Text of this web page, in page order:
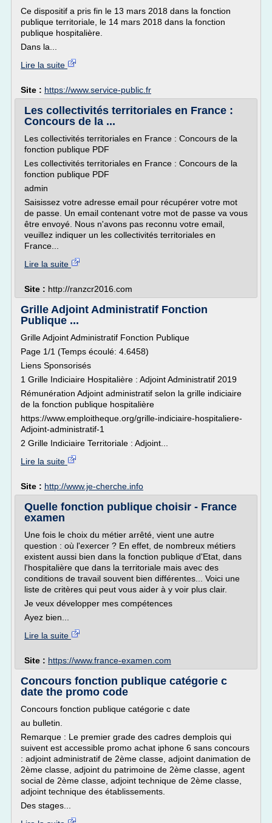
Ce dispositif a pris fin le 13 mars 2018 dans la fonction
publique territoriale, le 14 mars 2018 dans la fonction
publique hospitalière.
Dans la...
Lire la suite
Site : https://www.service-public.fr
Les collectivités territoriales en France :
Concours de la ...
Les collectivités territoriales en France : Concours de la
fonction publique PDF
Les collectivités territoriales en France : Concours de la
fonction publique PDF
admin
Saisissez votre adresse email pour récupérer votre mot
de passe. Un email contenant votre mot de passe va vous
être envoyé. Nous n'avons pas reconnu votre email,
veuillez indiquer un les collectivités territoriales en
France...
Lire la suite
Site : http://ranzcr2016.com
Grille Adjoint Administratif Fonction
Publique ...
Grille Adjoint Administratif Fonction Publique
Page 1/1 (Temps écoulé: 4.6458)
Liens Sponsorisés
1 Grille Indiciaire Hospitalière : Adjoint Administratif 2019
Rémunération Adjoint administratif selon la grille indiciaire
de la fonction publique hospitalière
https://www.emploitheque.org/grille-indiciaire-hospitaliere-
Adjoint-administratif-1
2 Grille Indiciaire Territoriale : Adjoint...
Lire la suite
Site : http://www.je-cherche.info
Quelle fonction publique choisir - France
examen
Une fois le choix du métier arrêté, vient une autre
question : où l'exercer ? En effet, de nombreux métiers
existent aussi bien dans la fonction publique d'Etat, dans
l'hospitalière que dans la territoriale mais avec des
conditions de travail souvent bien différentes... Voici une
liste de critères qui peut vous aider à y voir plus clair.
Je veux développer mes compétences
Ayez bien...
Lire la suite
Site : https://www.france-examen.com
Concours fonction publique catégorie c
date the promo code
Concours fonction publique catégorie c date
au bulletin.
Remarque : Le premier grade des cadres demplois qui
suivent est accessible promo achat iphone 6 sans concours
: adjoint administratif de 2ème classe, adjoint danimation de
2ème classe, adjoint du patrimoine de 2ème classe, agent
social de 2ème classe, adjoint technique de 2ème classe,
adjoint technique des établissements.
Des stages...